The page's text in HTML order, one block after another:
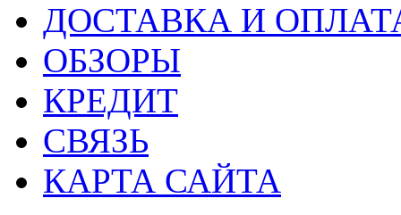
ДОСТАВКА И
ОБЗОРЫ
КРЕДИТ
СВЯЗЬ
КАРТА САЙТА